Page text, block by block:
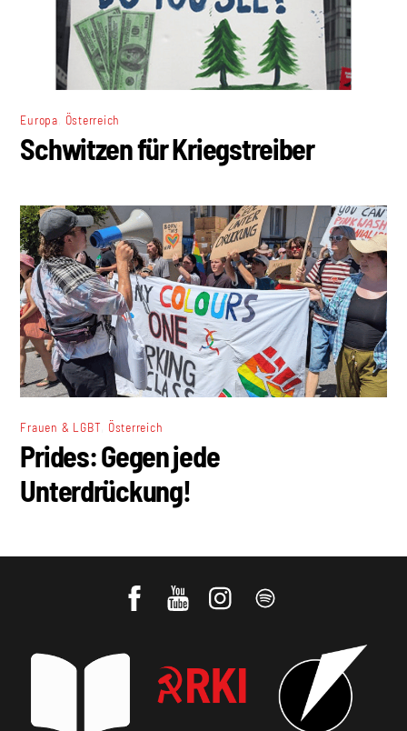
Europa Österreich
Schwitzen für Kriegstreiber
Frauen & LGBT Österreich
Prides: Gegen jede
Unterdrückung!